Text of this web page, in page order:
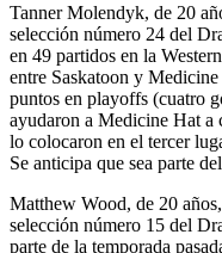
Tanner Molendyk, de 20
selección número 24 del
en 49 partidos en la
entre Saskatoon y
puntos en playoffs (cuatro
ayudaron a Medicine Hat a
lo colocaron en el tercer
Se anticipa que sea parte
Matthew Wood, de 20
selección número 15 del
parte de la temporada